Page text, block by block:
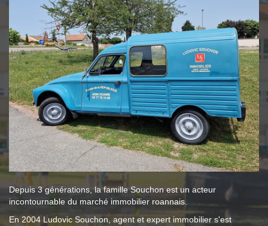
Depuis 3 générations, la famille Souchon est un acteur
incontournable du marché immobilier roannais.
En 2004 Ludovic Souchon, agent et expert immobilier s'est